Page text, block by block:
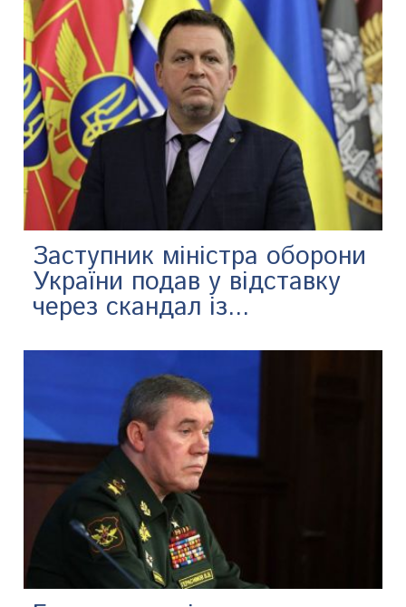
Заступник міністра оборони
України подав у відставку
через скандал із...